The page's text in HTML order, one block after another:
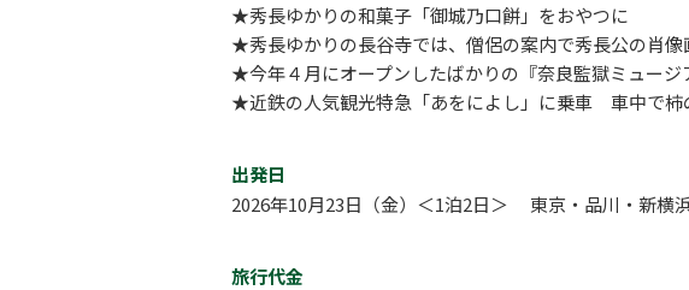
★秀長ゆかりの和菓子「御城乃口餅」をおやつに
★秀長ゆかりの長谷寺では、僧侶の案内で秀長公の肖
★今年４月にオープンしたばかりの『奈良監獄ミュー
★近鉄の人気観光特急「あをによし」に乗車 車中で柿
出発日
2026年10月23日（金）＜1泊2日＞ 東京・品川・新横
旅行代金